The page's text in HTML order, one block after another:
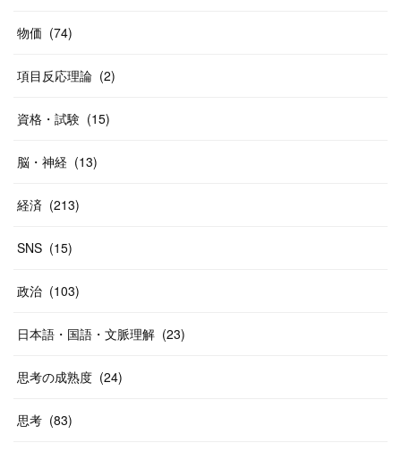
10
物価 (74)
項目反応理論 (2)
資格・試験 (15)
脳・神経 (13)
経済 (213)
SNS (15)
政治 (103)
日本語・国語・文脈理解 (23)
思考の成熟度 (24)
思考 (83)